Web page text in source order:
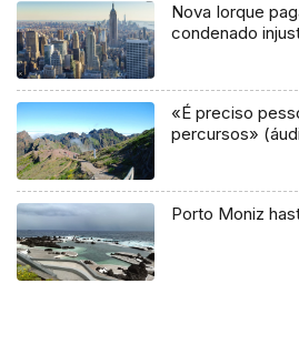
Nova Iorque
condenado
«É preciso
percursos»
Porto Moniz